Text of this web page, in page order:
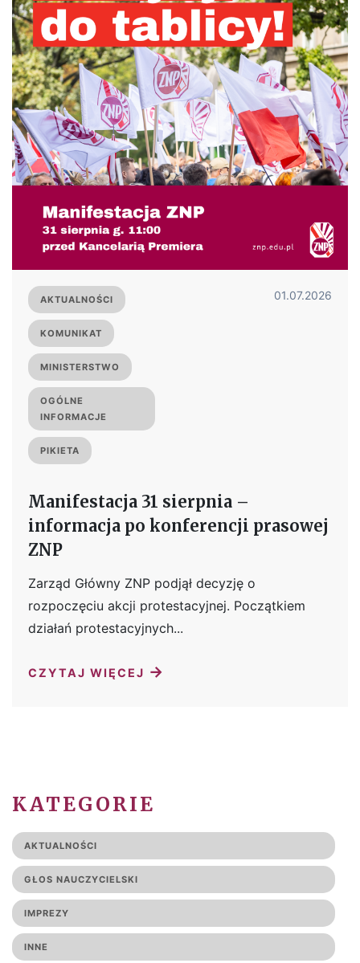
AKTUALNOŚCI
KOMUNIKAT
MINISTERSTWO
OGÓLNE
INFORMACJE
PIKIETA
01.07.2026
Manifestacja 31 sierpnia –
informacja po konferencji prasowej
ZNP
Zarząd Główny ZNP podjął decyzję o
rozpoczęciu akcji protestacyjnej. Początkiem
działań protestacyjnych...
CZYTAJ WIĘCEJ →
KATEGORIE
AKTUALNOŚCI
GŁOS NAUCZYCIELSKI
IMPREZY
INNE